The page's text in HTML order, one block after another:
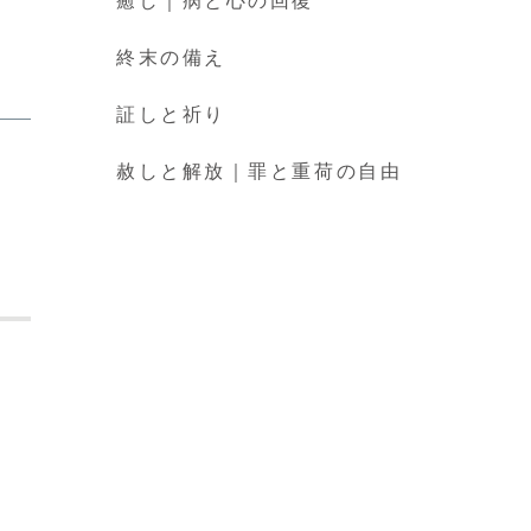
終末の備え
証しと祈り
赦しと解放｜罪と重荷の自由